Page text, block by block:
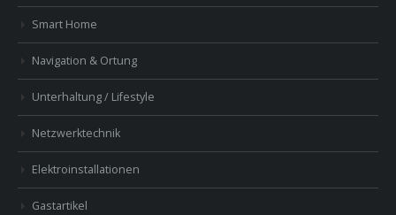
Smart Home
Navigation & Ortung
Unterhaltung / Lifestyle
Netzwerktechnik
Elektroinstallationen
Gastartikel